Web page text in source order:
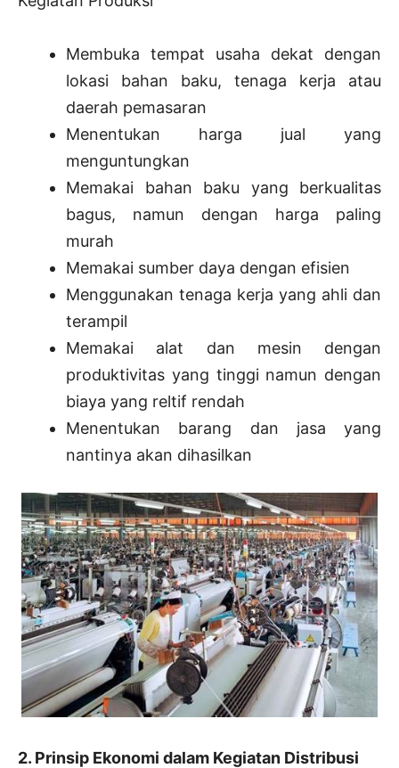
Membuka tempat usaha dekat dengan
lokasi bahan baku, tenaga kerja atau
daerah pemasaran
Menentukan harga jual yang
menguntungkan
Memakai bahan baku yang berkualitas
bagus, namun dengan harga paling
murah
Memakai sumber daya dengan efisien
Menggunakan tenaga kerja yang ahli dan
terampil
Memakai alat dan mesin dengan
produktivitas yang tinggi namun dengan
biaya yang reltif rendah
Menentukan barang dan jasa yang
nantinya akan dihasilkan
2. Prinsip Ekonomi dalam Kegiatan Distribusi